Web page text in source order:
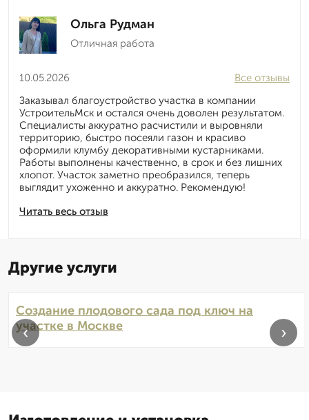
Ольга Рудман
Отличная работа
10.05.2026
Читать весь отзыв
Все отзывы
Заказывал благоустройство участка в компании
УстроительМск и остался очень доволен результатом.
Специалисты аккуратно расчистили и выровняли
территорию, быстро посеяли газон и красиво
оформили клумбу декоративными кустарниками.
Работы выполнены качественно, в срок и без лишних
хлопот. Участок заметно преобразился, теперь
выглядит ухоженно и аккуратно. Рекомендую!
Другие услуги
Создание плодового сада под ключ на
участке в Москве
‹ ›